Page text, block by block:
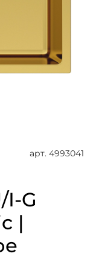
арт. 4993041
I-G
|